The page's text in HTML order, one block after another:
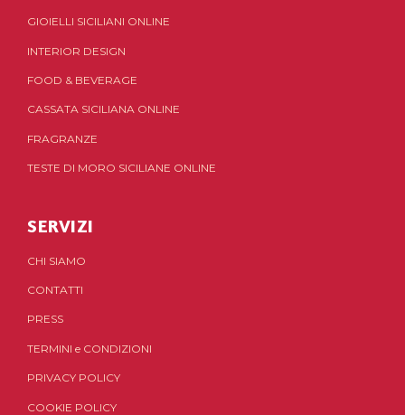
GIOIELLI SICILIANI ONLINE
INTERIOR DESIGN
FOOD & BEVERAGE
CASSATA SICILIANA ONLINE
FRAGRANZE
TESTE DI MORO SICILIANE ONLINE
SERVIZI
CHI SIAMO
CONTATTI
PRESS
TERMINI e CONDIZIONI
PRIVACY POLICY
COOKIE POLICY